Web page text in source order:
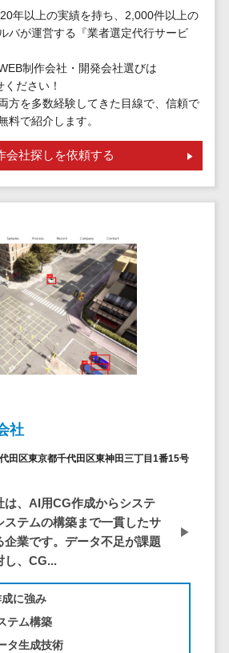
証システム>
グ管理システム>
ラウド型セキュリティカメラ>
ールセキュリティ>
ール・ファイル無害化>
フィルタリング>
ンドポイントセキュリティ
EDR）>
ファイル暗号化>
話認証サービス> DLPツール>
務全般
受信サービス>
票配信サービス>
サービス>
ワークフローシステム>
イベント管理
カスタマーサ
ポート
コールセンタ
自動音声応答
システム(IVR)
コールセンタ
ー音声認識
カスタマーサ
クセスツール
ITサービスマネ
ジメントツール
問い合わせ管
ー代行サービス
析システム
チャットボッ
ト
コミュニケー
ション
オンラインス
年以上の実績を持ち、2,000件以上の
バが運営する『業者選定代行サービ
制作会社・開発会社選びは
ださい！
方を多数経験してきた目線で、信頼で
料で紹介します。
会社探しを依頼する
社
田区東京都千代田区東神田三丁目1番15号
は、AI用CG作成からシステ
ステムの構築まで一貫したサ
企業です。データ不足が課題
し、CG...
に強み
テム構築
タ生成技術